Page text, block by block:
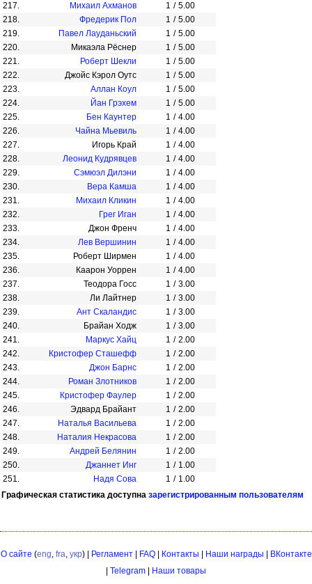
217.
Михаил Ахманов 1 / 5.00
218.
Фредерик Пол 1 / 5.00
219.
Павел Лауданьский 1 / 5.00
220.
Микаэла Рёснер 1 / 5.00
221.
Роберт Шекли 1 / 5.00
222.
Джойс Кэрол Оутс 1 / 5.00
223.
Аллан Коул 1 / 5.00
224.
Йан Грэхем 1 / 5.00
225.
Бен Каунтер 1 / 4.00
226.
Чайна Мьевиль 1 / 4.00
227.
Игорь Край 1 / 4.00
228.
Леонид Кудрявцев 1 / 4.00
229.
Сэмюэл Дилэни 1 / 4.00
230.
Вера Камша 1 / 4.00
231.
Михаил Кликин 1 / 4.00
232.
Грег Иган 1 / 4.00
233.
Джон Френч 1 / 4.00
234.
Лев Вершинин 1 / 4.00
235.
Роберт Ширмен 1 / 4.00
236.
Каарон Уоррен 1 / 4.00
237.
Теодора Госс 1 / 3.00
238.
Ли Лайтнер 1 / 3.00
239.
Ант Скаландис 1 / 3.00
240.
Брайан Ходж 1 / 3.00
241.
Маркус Хайц 1 / 2.00
242.
Кристофер Сташефф 1 / 2.00
243.
Джон Барнс 1 / 2.00
244.
Роман Злотников 1 / 2.00
245.
Кристофер Фаулер 1 / 2.00
246.
Эдвард Брайант 1 / 2.00
247.
Наталья Васильева 1 / 2.00
248.
Наталия Некрасова 1 / 2.00
249.
Андрей Белянин 1 / 2.00
250.
Джаннет Инг 1 / 1.00
251.
Надя Сова 1 / 1.00
Графическая статистика доступна зарегистрированным пользователям
О сайте (eng, fra, укр) | Регламент| FAQ| Контакты Наши награды
ВКонтакте
Telegram Наши товары